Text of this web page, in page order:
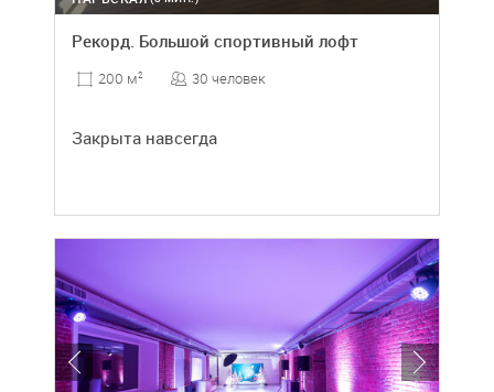
Рекорд. Большой спортивный лофт
200 м2 30 человек
Закрыта навсегда